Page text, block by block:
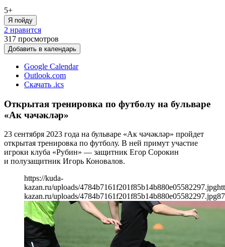
5+
Я пойду
2 нравится
317 просмотров
Добавить в календарь
Google Calendar
Outlook.com
Скачать .ics
Открытая тренировка по футболу на бульваре
«Ак чәчәкләр»
23 сентября 2023 года на бульваре «Ак чәчәкләр» пройдет
открытая тренировка по футболу. В ней примут участие
игроки клуба «Рубин» — защитник Егор Сорокин
и полузащитник Игорь Коновалов.
https://kuda-
kazan.ru/uploads/4784b7161f201f85b14b880e05582297.jpg
kazan.ru/uploads/4784b7161f201f85b14b880e05582297.jpg